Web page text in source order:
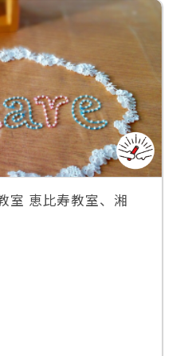
室 恵比寿教室、湘